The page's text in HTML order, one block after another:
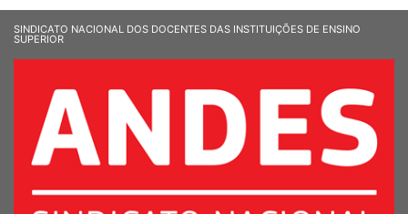
SINDICATO NACIONAL DOS DOCENTES DAS INSTITUIÇÕES DE ENSINO
SUPERIOR